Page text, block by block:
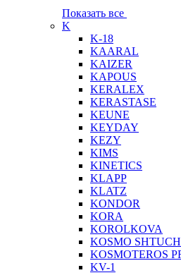
Показать все
K
K-18
KAARAL
KAIZER
KAPOUS
KERALEX
KERASTASE
KEUNE
KEYDAY
KEZY
KIMS
KINETICS
KLAPP
KLATZ
KONDOR
KORA
KOROLKOVA
KOSMO
KOSMOTEROS
KV-1